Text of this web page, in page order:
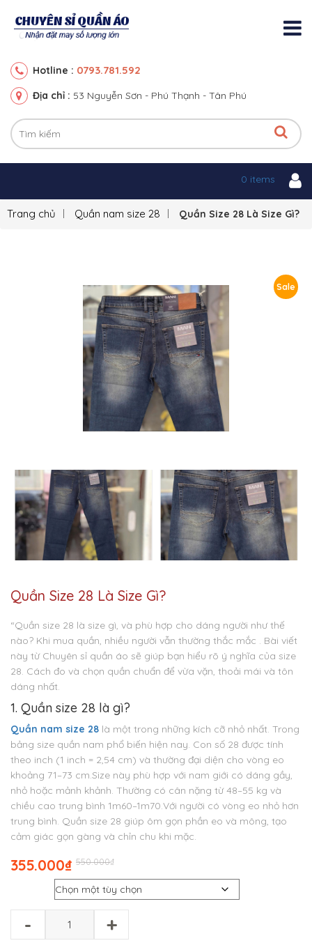
Hotline : 0793.781.592
Địa chỉ : 53 Nguyễn Sơn - Phú Thạnh - Tân Phú
0 items
Trang chủ Quần nam size 28 Quần Size 28 Là Size Gì?
Sale
Quần Size 28 Là Size Gì?
“Quần size 28 là size gì, và phù hợp cho dáng người như thế
nào? Khi mua quần, nhiều người vẫn thường thắc mắc . Bài viết
này từ Chuyên sỉ quần áo sẽ giúp bạn hiểu rõ ý nghĩa của size
28. Cách đo và chọn quần chuẩn để vừa vặn, thoải mái và tôn
dáng nhất.
1. Quần size 28 là gì?
Quần nam size 28 là một trong những kích cỡ nhỏ nhất. Trong
bảng size quần nam phổ biến hiện nay. Con số 28 được tính
theo inch (1 inch = 2,54 cm) và thường đại diện cho vòng eo
khoảng 71–73 cm.Size này phù hợp với nam giới có dáng gầy,
nhỏ hoặc mảnh khảnh. Thường có cân nặng từ 48–55 kg và
chiều cao trung bình 1m60–1m70.Với người có vòng eo nhỏ hơn
trung bình. Quần size 28 giúp ôm gọn phần eo và mông, tạo
cảm giác gọn gàng và chỉn chu khi mặc.
₫
550.000 Giá
là:
₫550.000.
₫
355.000
Giá
tại
là:
- +